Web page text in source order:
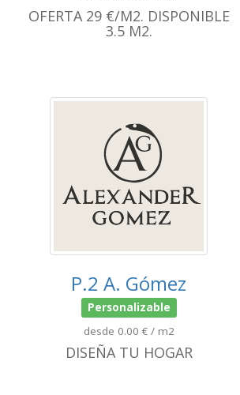
OFERTA 29 €/M2. DISPONIBLE
3.5 M2.
P.2 A. Gómez
Personalizable
desde 0.00 € / m2
DISEÑA TU HOGAR